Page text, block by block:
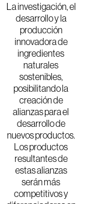
La investigación, el
desarrollo y la
producción
innovadora de
ingredientes
naturales
sostenibles,
posibilitando la
creación de
alianzas para el
desarrollo de
nuevos productos.
Los productos
resultantes de
estas alianzas
serán más
competitivos y